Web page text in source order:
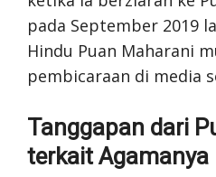
pada September 2019
Hindu Puan Maharani
pembicaraan di media
Tanggapan dari
terkait Agamanya